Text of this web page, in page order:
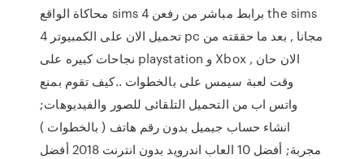
محاكاة الواقع sims 4 برابط مباشر من رفعن the sims
4 تحميل الان على الكمبيوتر pc مجانا , بعد ما حققته من
نجاحات كبيره على playstation و Xbox , الان حان
وقت لعبة سيمس على بالخطوات ..كيف تقوم بمنع
واتس اب من التحميل التلقائى للصور والفيديوهات;
انشاء حساب جيميل بدون رقم هاتف ( بالخطوات )
مجربة; أفضل 10 العاب اندرويد بدون انترنت 2018 أفضل